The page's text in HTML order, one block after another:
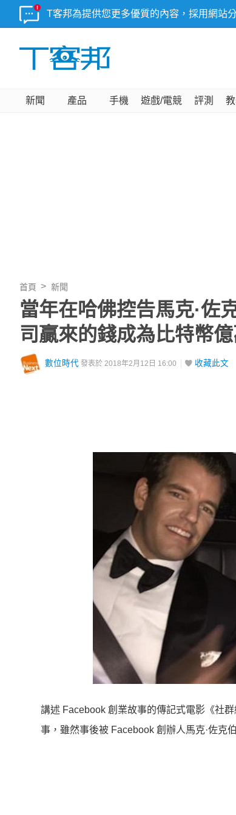
T客邦為提供您更多優質的內容，採用網站
新聞 產品 手機 遊戲/電競 評測
首頁 新聞
當年在哈佛控告馬克·佐
司贏來的錢成為比特幣
數位時代 發表於 2018年2月12日 16:00 收藏此文
講述 Facebook 創業故事的傳記式電影《社
事，雖然事後被 Facebook 創辦人馬克·佐克